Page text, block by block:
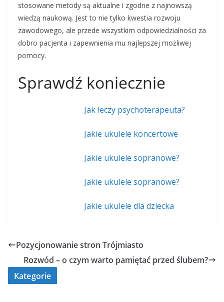
stosowane metody są aktualne i zgodne z najnowszą
wiedzą naukową. Jest to nie tylko kwestia rozwoju
zawodowego, ale przede wszystkim odpowiedzialności za
dobro pacjenta i zapewnienia mu najlepszej możliwej
pomocy.
Sprawdź koniecznie
Jak leczy psychoterapeuta?
Jakie ukulele koncertowe
Jakie ukulele sopranowe?
Jakie ukulele sopranowe?
Jakie ukulele dla dziecka
Pozycjonowanie stron Trójmiasto
Rozwód – o czym warto pamiętać przed ślubem?
Kategorie